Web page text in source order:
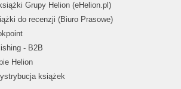
Grupy Helion (eHelion.pl)
do recenzji (Biuro Prasowe)
- B2B
Helion
książek